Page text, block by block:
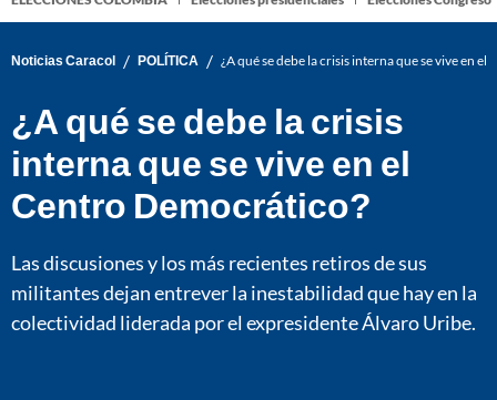
Noticias Caracol / POLÍTICA / ¿A qué se debe la crisis interna que se vive en
¿A qué se debe la crisis
interna que se vive en el
Centro Democrático?
Las discusiones y los más recientes retiros de sus
militantes dejan entrever la inestabilidad que hay en la
colectividad liderada por el expresidente Álvaro Uribe.